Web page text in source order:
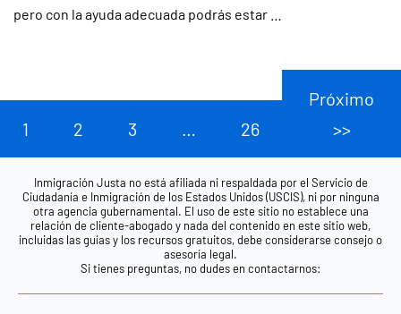
pero con la ayuda adecuada podrás estar …
1 2 3 … 26
Próximo
>>
Inmigración Justa no está afiliada ni respaldada por el Servicio de
Ciudadanía e Inmigración de los Estados Unidos (USCIS), ni por ninguna
otra agencia gubernamental. El uso de este sitio no establece una
relación de cliente-abogado y nada del contenido en este sitio web,
incluidas las guías y los recursos gratuitos, debe considerarse consejo o
asesoría legal.
Si tienes preguntas, no dudes en contactarnos: